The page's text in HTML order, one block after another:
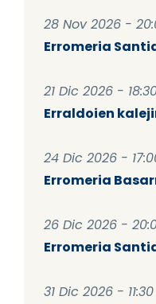
28 Nov 2026 -
Erromeria
21 Dic 2026 -
Erraldoien
24 Dic 2026 -
Erromeria
26 Dic 2026 -
Erromeria
31 Dic 2026 - 11:30